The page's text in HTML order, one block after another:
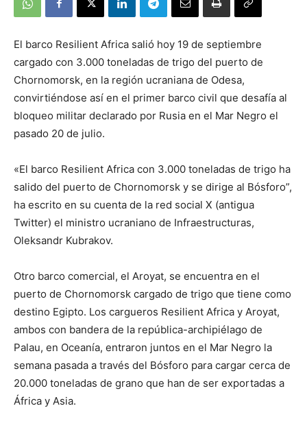
El barco Resilient Africa salió hoy 19 de septiembre
cargado con 3.000 toneladas de trigo del puerto de
Chornomorsk, en la región ucraniana de Odesa,
convirtiéndose así en el primer barco civil que desafía al
bloqueo militar declarado por Rusia en el Mar Negro el
pasado 20 de julio.
«El barco Resilient Africa con 3.000 toneladas de trigo ha
salido del puerto de Chornomorsk y se dirige al Bósforo”,
ha escrito en su cuenta de la red social X (antigua
Twitter) el ministro ucraniano de Infraestructuras,
Oleksandr Kubrakov.
Otro barco comercial, el Aroyat, se encuentra en el
puerto de Chornomorsk cargado de trigo que tiene como
destino Egipto. Los cargueros Resilient Africa y Aroyat,
ambos con bandera de la república-archipiélago de
Palau, en Oceanía, entraron juntos en el Mar Negro la
semana pasada a través del Bósforo para cargar cerca de
20.000 toneladas de grano que han de ser exportadas a
África y Asia.